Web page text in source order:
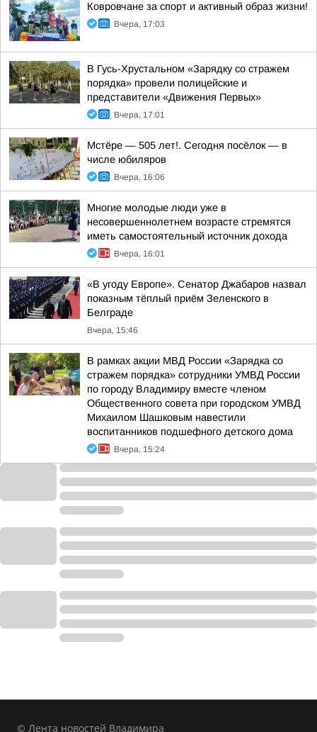
Ковровчане за спорт и активный образ жизни!
Вчера, 17:03
В Гусь-Хрустальном «Зарядку со стражем
порядка» провели полицейские и
представители «Движения Первых»
Вчера, 17:01
Мстёре — 505 лет!. Сегодня посёлок — в
числе юбиляров
Вчера, 16:06
Многие молодые люди уже в
несовершеннолетнем возрасте стремятся
иметь самостоятельный источник дохода
Вчера, 16:01
«В угоду Европе». Сенатор Джабаров назвал
показным тёплый приём Зеленского в
Белграде
Вчера, 15:46
В рамках акции МВД России «Зарядка со
стражем порядка» сотрудники УМВД России
по городу Владимиру вместе членом
Общественного совета при городском УМВД
Михаилом Шашковым навестили
воспитанников подшефного детского дома
Вчера, 15:24
© Лента новостей Владимира